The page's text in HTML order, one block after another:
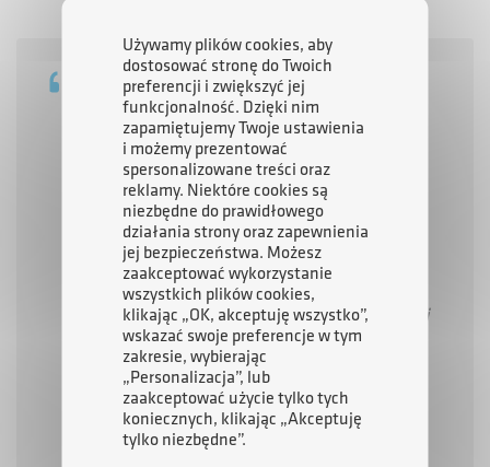
Rada Nadzorcza Agencji Rozwoju Przemysłu
S.A., w związku z postępowaniami
kwalifikacyjnymi na funkcje Prezesa Zarządu
oraz Wiceprezesów Zarządu Agencji Rozwoju
Przemysłu S.A. VII wspólnej kadencji,
ogłoszonymi w dniu 14 listopada 2024 r.
informuje, że z przyczyn organizacyjnych nie
zostały ustalone jeszcze terminy rozmów
kwalifikacyjnych z kandydatami, którzy złożyli
zgłoszenia w postępowaniu kwalifikacyjnym.
O wyznaczeniu terminu rozmowy
kwalifikacyjnej każdy z kandydatów, który
został zakwalifikowany do II etapu
Używamy plików cookies, aby
dostosować stronę do Twoich
preferencji i zwiększyć jej
funkcjonalność. Dzięki nim
zapamiętujemy Twoje ustawienia
i możemy prezentować
spersonalizowane treści oraz
reklamy. Niektóre cookies są
niezbędne do prawidłowego
działania strony oraz zapewnienia
jej bezpieczeństwa. Możesz
zaakceptować wykorzystanie
wszystkich plików cookies,
klikając „OK, akceptuję wszystko”,
wskazać swoje preferencje w tym
zakresie, wybierając
„Personalizacja”, lub
zaakceptować użycie tylko tych
koniecznych, klikając „Akceptuję
tylko niezbędne”.